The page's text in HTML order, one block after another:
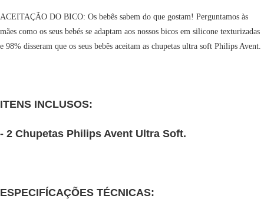
ACEITAÇÃO DO BICO: Os bebês sabem do que gostam! Perguntamos às
mães como os seus bebés se adaptam aos nossos bicos em silicone texturizadas
e 98% disseram que os seus bebês aceitam as chupetas ultra soft Philips Avent.
ITENS INCLUSOS:
- 2 Chupetas Philips Avent Ultra Soft.
ESPECIFÍCAÇÕES TÉCNICAS: